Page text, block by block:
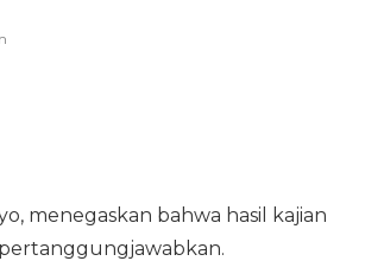
menegaskan bahwa hasil kajian